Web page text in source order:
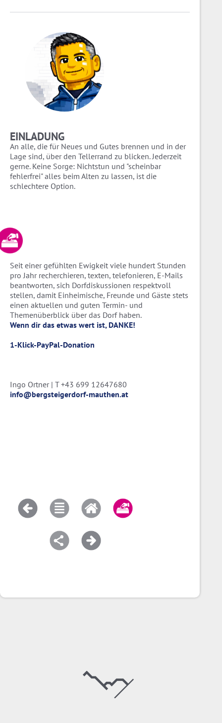
EINLADUNG
An alle, die für Neues und Gutes brennen und in der
Lage sind, über den Tellerrand zu blicken. Jederzeit
gerne. Keine Sorge: Nichtstun und "scheinbar
fehlerfrei" alles beim Alten zu lassen, ist die
schlechtere Option.
Seit einer gefühlten Ewigkeit viele hundert Stunden
pro Jahr recherchieren, texten, telefonieren, E-Mails
beantworten, sich Dorfdiskussionen respektvoll
stellen, damit Einheimische, Freunde und Gäste stets
einen aktuellen und guten Termin- und
Themenüberblick über das Dorf haben.
Wenn dir das etwas wert ist, DANKE!
1-Klick-PayPal-Donation
Ingo Ortner | T +43 699 12647680
info@bergsteigerdorf-mauthen.at